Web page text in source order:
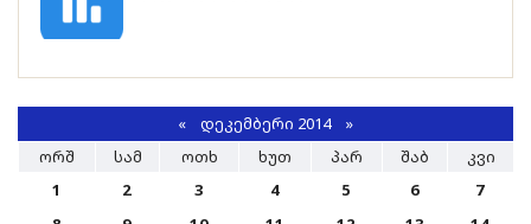
« ᲓᲔᲙᲔᲛᲑᲔᲠᲘ 2014 »
ᲝᲠᲨ
ᲡᲐᲛ ᲝᲗᲮ ᲮᲣᲗ ᲞᲐᲠ ᲨᲐᲑ
ᲙᲕᲘ
1
2 3 4 5 6
7